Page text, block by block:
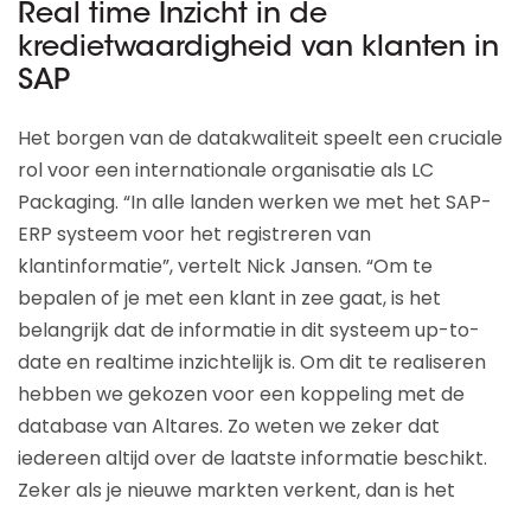
Real time Inzicht in de
kredietwaardigheid van klanten in
SAP
Het borgen van de datakwaliteit speelt een cruciale
rol voor een internationale organisatie als LC
Packaging. “In alle landen werken we met het SAP-
ERP systeem voor het registreren van
klantinformatie”, vertelt Nick Jansen. “Om te
bepalen of je met een klant in zee gaat, is het
belangrijk dat de informatie in dit systeem up-to-
date en realtime inzichtelijk is. Om dit te realiseren
hebben we gekozen voor een koppeling met de
database van Altares. Zo weten we zeker dat
iedereen altijd over de laatste informatie beschikt.
Zeker als je nieuwe markten verkent, dan is het